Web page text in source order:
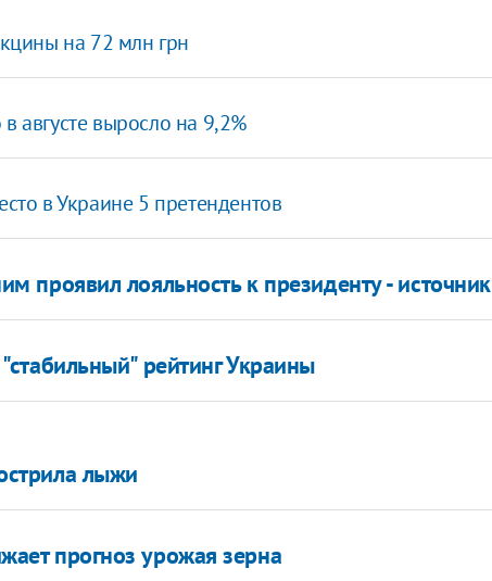
на 72 млн грн
августе выросло на 9,2%
в Украине 5 претендентов
проявил лояльность к президенту - источник
рейтинг Украины
лыжи
прогноз урожая зерна